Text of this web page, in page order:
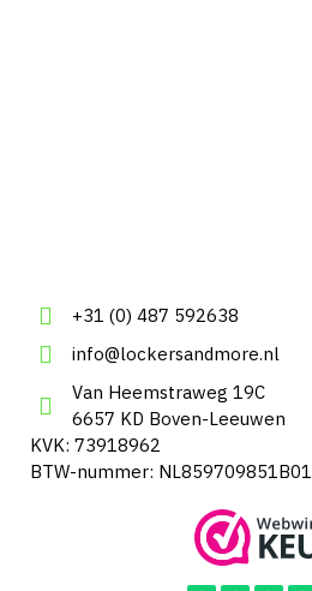
+31 (0) 487 592638
info@lockersandmore.nl
Van Heemstraweg 19C
6657 KD Boven-Leeuwen
KVK: 73918962
BTW-nummer: NL859709851B01